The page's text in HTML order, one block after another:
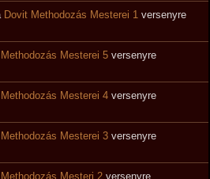
Dovit Methodozás Mesterei 1 versenyre
Mesterei 5 versenyre
Mesterei 4 versenyre
Mesterei 3 versenyre
Mesteri 2 versenyre